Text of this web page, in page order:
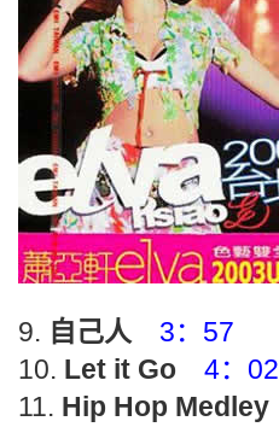
自己人
3：57
Let it Go
4：02
Hip Hop Medley